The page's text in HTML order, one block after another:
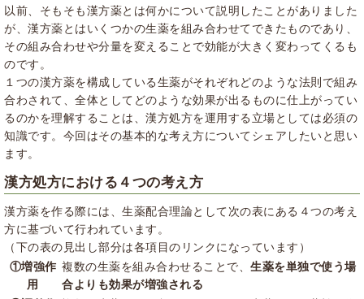
以前、 そもそも漢方薬とは何かについて説明したことがありました
が、漢方薬とはいくつかの生薬を組み合わせてできたものであり、
その組み合わせや分量を変えることで効能が大きく変わってくるも
のです。
１つの漢方薬を構成している生薬がそれぞれどのような法則で組み
合わされて、全体としてどのような効果が出るものに仕上がってい
るのかを理解することは、漢方処方を運用する立場としては必須の
知識です。今回はその基本的な考え方についてシェアしたいと思い
ます。
漢方処方における４つの考え方
漢方薬を作る際には、生薬配合理論として次の表にある４つの考え
方に基づいて行われています。
（下の表の見出し部分は各項目のリンクになっています）
①増強作
用
複数の生薬を組み合わせることで、 生薬を単独で使う場
合よりも効果が増強される